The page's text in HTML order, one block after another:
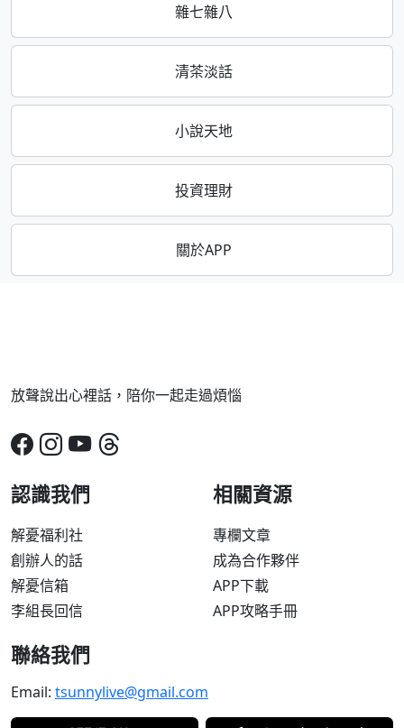
雜七雜八
清茶淡話
小說天地
投資理財
關於APP
放聲說出心裡話，陪你一起走過煩惱
認識我們
解憂福利社
創辦人的話
解憂信箱
李組長回信
相關資源
專欄文章
成為合作夥伴
APP下載
APP攻略手冊
聯絡我們
Email: tsunnylive@gmail.com